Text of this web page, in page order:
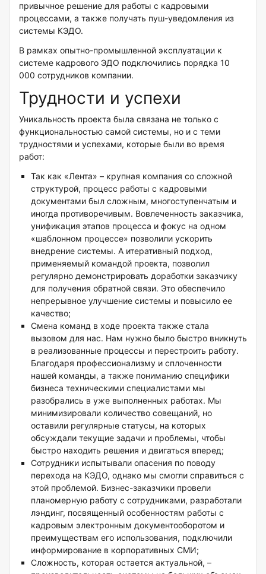
привычное решение для работы с кадровыми
процессами, а также получать пуш-уведомления из
системы КЭДО.
В рамках опытно-промышленной эксплуатации к
системе кадрового ЭДО подключились порядка 10
000 сотрудников компании.
Трудности и успехи
Уникальность проекта была связана не только с
функциональностью самой системы, но и с теми
трудностями и успехами, которые были во время
работ:
Так как «Лента» – крупная компания со сложной
структурой, процесс работы с кадровыми
документами был сложным, многоступенчатым и
иногда противоречивым. Вовлеченность заказчика,
унификация этапов процесса и фокус на одном
«шаблонном процессе» позволили ускорить
внедрение системы. А итеративный подход,
применяемый командой проекта, позволил
регулярно демонстрировать доработки заказчику
для получения обратной связи. Это обеспечило
непрерывное улучшение системы и повысило ее
качество;
Смена команд в ходе проекта также стала
вызовом для нас. Нам нужно было быстро вникнуть
в реализованные процессы и перестроить работу.
Благодаря профессионализму и сплоченности
нашей команды, а также пониманию специфики
бизнеса техническими специалистами мы
разобрались в уже выполненных работах. Мы
минимизировали количество совещаний, но
оставили регулярные статусы, на которых
обсуждали текущие задачи и проблемы, чтобы
быстро находить решения и двигаться вперед;
Сотрудники испытывали опасения по поводу
перехода на КЭДО, однако мы смогли справиться с
этой проблемой. Бизнес-заказчики провели
планомерную работу с сотрудниками, разработали
лэндинг, посвященный особенностям работы с
кадровым электронным документооборотом и
преимуществам его использования, подключили
информирование в корпоративных СМИ;
Сложность, которая остается актуальной, –